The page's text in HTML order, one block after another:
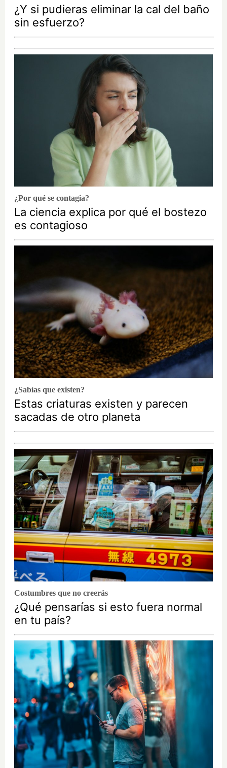
¿Y si pudieras eliminar la cal del baño
sin esfuerzo?
¿Por qué se contagia?
La ciencia explica por qué el bostezo
es contagioso
¿Sabías que existen?
Estas criaturas existen y parecen
sacadas de otro planeta
Costumbres que no creerás
¿Qué pensarías si esto fuera normal
en tu país?